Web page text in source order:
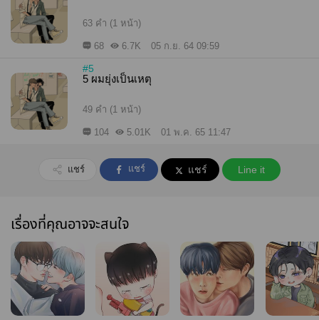
63 คำ (1 หน้า)
68 6.7K 05 ก.ย. 64 09:59
#5
5 ผมยุ่งเป็นเหตุ
49 คำ (1 หน้า)
104 5.01K 01 พ.ค. 65 11:47
แชร์ แชร์ แชร์ Line it
เรื่องที่คุณอาจจะสนใจ